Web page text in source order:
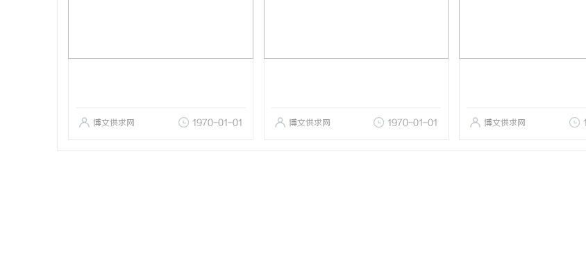
博文供求网 1970-01-01 博文供求网 1970-01-01 博文供求网